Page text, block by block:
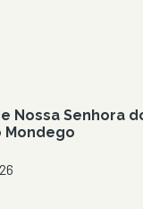
Nossa Senhora
Mondego